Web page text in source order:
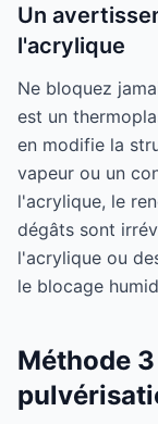
Un
l'acrylique
Ne bloquez
est un
en modifie la
vapeur ou un
l'acrylique, le
dégâts sont
l'acrylique ou
le blocage
Méthode